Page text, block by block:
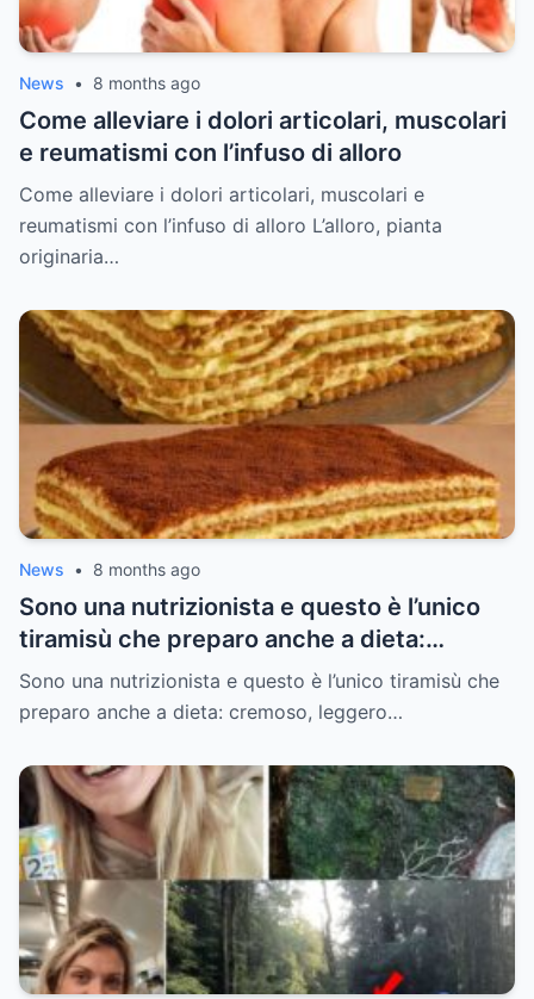
News • 8 months ago
Come alleviare i dolori articolari, muscolari
e reumatismi con l’infuso di alloro
Come alleviare i dolori articolari, muscolari e
reumatismi con l’infuso di alloro L’alloro, pianta
originaria…
News • 8 months ago
Sono una nutrizionista e questo è l’unico
tiramisù che preparo anche a dieta:
cremoso, leggero e senza sensi di colpa (e
non lo mollo più)
Sono una nutrizionista e questo è l’unico tiramisù che
preparo anche a dieta: cremoso, leggero…